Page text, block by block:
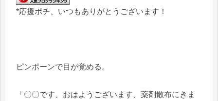
*応援ポチ、いつもありがとうございます！
ピンポーンで目が覚める。
「〇〇です、おはようございます、薬剤散布にきま